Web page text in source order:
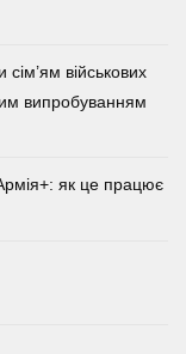
сім’ям військових
випробуванням
як це працює